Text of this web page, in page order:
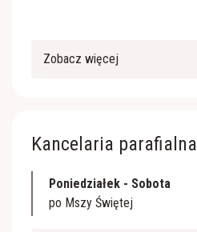
Zobacz więcej
Kancelaria parafialna
Poniedziałek - Sobota
po Mszy Świętej